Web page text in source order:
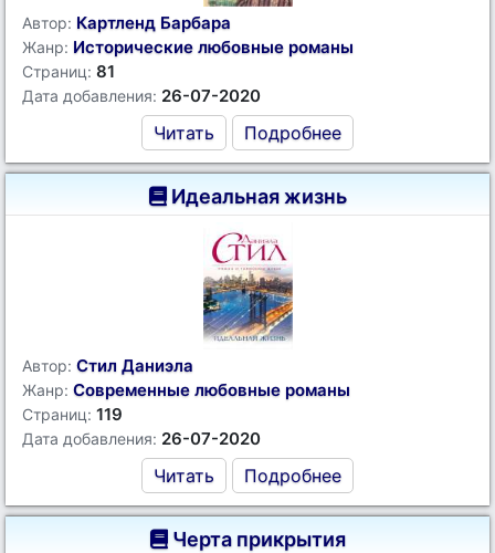
Автор: Картленд Барбара
Жанр: Исторические любовные романы
Страниц: 81
Дата добавления: 26-07-2020
Читать Подробнее
Идеальная жизнь
Автор: Стил Даниэла
Жанр: Современные любовные романы
Страниц: 119
Дата добавления: 26-07-2020
Читать Подробнее
Черта прикрытия